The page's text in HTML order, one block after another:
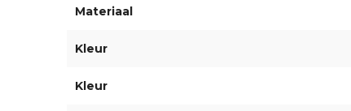
Materiaal
Kleur
Kleur